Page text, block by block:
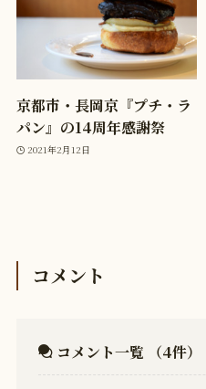
京都市・長岡京『プチ・ラ
パン』の14周年感謝祭
2021年2月12日
コメント
コメント一覧 （4件）